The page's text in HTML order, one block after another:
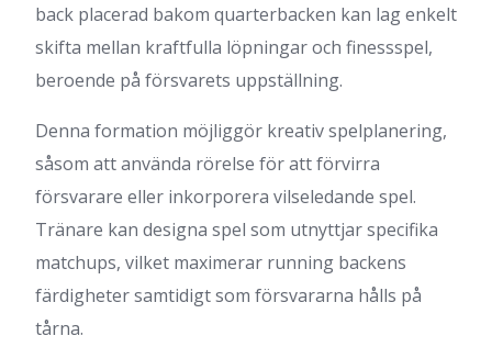
back placerad bakom quarterbacken kan lag enkelt
skifta mellan kraftfulla löpningar och finessspel,
beroende på försvarets uppställning.
Denna formation möjliggör kreativ spelplanering,
såsom att använda rörelse för att förvirra
försvarare eller inkorporera vilseledande spel.
Tränare kan designa spel som utnyttjar specifika
matchups, vilket maximerar running backens
färdigheter samtidigt som försvararna hålls på
tårna.